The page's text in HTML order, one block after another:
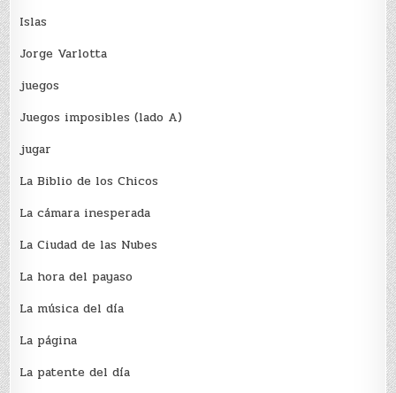
Islas
Jorge Varlotta
juegos
Juegos imposibles (lado A)
jugar
La Biblio de los Chicos
La cámara inesperada
La Ciudad de las Nubes
La hora del payaso
La música del día
La página
La patente del día